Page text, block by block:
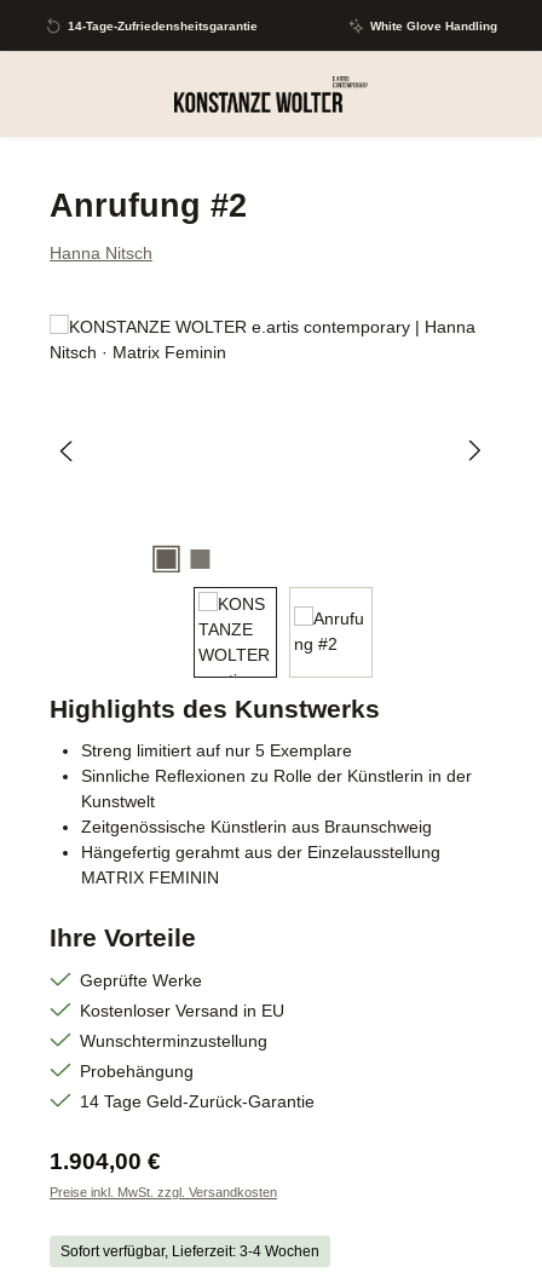
Zum Hauptinhalt springen
14-Tage-Zufriedensheitsgarantie White Glove Handling
Anrufung #2
Hanna Nitsch
Bildergalerie überspringen
Highlights des Kunstwerks
Streng limitiert auf nur 5 Exemplare
Sinnliche Reflexionen zu Rolle der Künstlerin in der
Kunstwelt
Zeitgenössische Künstlerin aus Braunschweig
Hängefertig gerahmt aus der Einzelausstellung
MATRIX FEMININ
Ihre Vorteile
Geprüfte Werke
Kostenloser Versand in EU
Wunschterminzustellung
Probehängung
14 Tage Geld-Zurück-Garantie
Regulärer Preis:
1.904,00 €
Preise inkl. MwSt. zzgl. Versandkosten
Sofort verfügbar, Lieferzeit: 3-4 Wochen